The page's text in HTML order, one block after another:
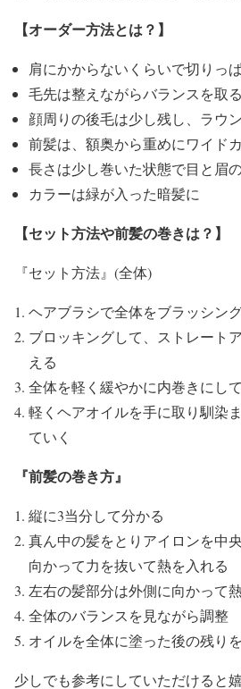
【オーダー方法とは？】
肩にかからないくらいで切りっ
毛先は整えながらバランスを取る
顔周りの後毛は少し残し、ラウ
前髪は、額奥から重めにワイド
長さは少し巻いた状態で目と眉
カラーは緑が入った暗髪に
【セット方法や前髪の巻きは？】
『セット方法』(全体)
ヘアブラシで全体をブラッシン
ブロッキングして、ストレート
える
全体を軽く緩やかに内巻きにし
軽くヘアオイルを手に取り馴染
ていく
『前髪の巻き方』
縦に3当分して分かる
真ん中の髪をとりアイロンを中
向かって力を抜いて熱を入れる
左右の髪部分は外側に向かって
全体のバランスを見ながら調整
オイルを全体に塗った後の残り
少しでも参考にしていただけると